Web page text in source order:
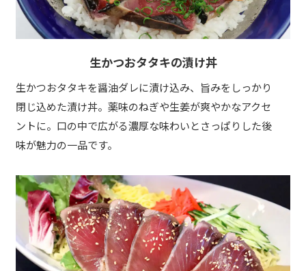
生かつおタタキの漬け丼
生かつおタタキを醤油ダレに漬け込み、旨みをしっかり
閉じ込めた漬け丼。薬味のねぎや生姜が爽やかなアクセ
ントに。口の中で広がる濃厚な味わいとさっぱりした後
味が魅力の一品です。